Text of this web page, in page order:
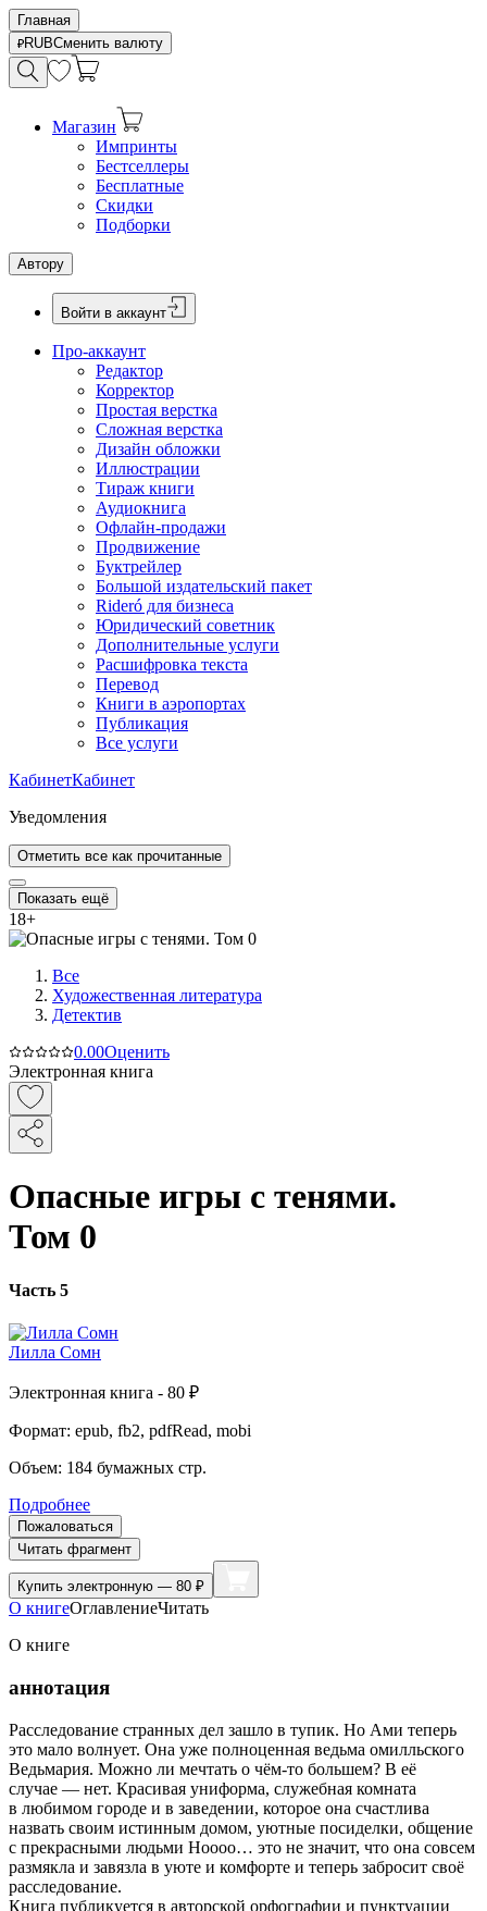
Главная
RUBСменить валюту
Магазин
Импринты
Бестселлеры
Бесплатные
Скидки
Подборки
Автору
Войти в аккаунт
Про-аккаунт
Редактор
Корректор
Простая верстка
Сложная верстка
Дизайн обложки
Иллюстрации
Тираж книги
Аудиокнига
Офлайн-продажи
Продвижение
Буктрейлер
Большой издательский пакет
Rideró для бизнеса
Юридический советник
Дополнительные услуги
Расшифровка текста
Перевод
Книги в аэропортах
Публикация
Все услуги
КабинетКабинет
Уведомления
Отметить все как прочитанные
Показать ещё
18+
Все
Художественная литература
Детектив
0.00Оценить
Электронная книга
Опасные игры с тенями.
Том 0
Часть 5
Лилла Сомн
Электронная книга - 80 ₽
Формат: epub, fb2, pdfRead, mobi
Объем: 184 бумажных стр.
Подробнее
Пожаловаться
Читать фрагмент
Купить электронную — 80 ₽
О книгеОглавлениеЧитать
О книге
аннотация
Расследование странных дел зашло в тупик. Но Ами теперь
это мало волнует. Она уже полноценная ведьма омилльского
Ведьмария. Можно ли мечтать о чём-то большем? В её
случае — нет. Красивая униформа, служебная комната
в любимом городе и в заведении, которое она счастлива
назвать своим истинным домом, уютные посиделки, общение
с прекрасными людьми Ноооо… это не значит, что она совсем
размякла и завязла в уюте и комфорте и теперь забросит своё
расследование.
Книга публикуется в авторской орфографии и пунктуации